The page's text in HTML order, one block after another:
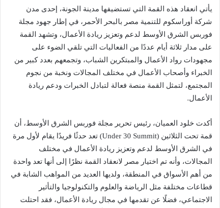
يأتي انعقاد هذه القمة التي تستضيفها مدينة الجونة، إحدى مدن
شركة أوراسكوم للتنمية مصر بالبحر الأحمر، في إطار جهود مجلة
فوربس الشرق الأوسط لدعم وتعزيز ريادة الأعمال، وتشهد القمة
على مدار ثلاثة أيام عددًا من الفعاليات التي تلقي الضوء على
مجهودات رواد الأعمال والمبتكرين الشباب، وتجمعهم بعدد كبير من
الخبراء وأصحاب الأعمال في مختلف المجالات ونخبة من نجوم
المجتمع، لتمثل القمة منصة فعالة لتبادل الخبرات ودعم ريادة
الأعمال.
أكدت خلود العميان، رئيس تحرير مجلة فوربس الشرق الأوسط، أن
قمة تحت الثلاثين (Under 30 Summit) تعد حدثًا فريدًا يقام لأول مرة
في الشرق الأوسط لدعم وتعزيز ريادة الأعمال في مختلف
المجالات، وأنه تم اختيار مصر لانعقاد القمة نظرًا إلى أنها تعد واحدة
من أهم الأسواق في المنطقة، ولديها العديد من المواهب الشابة في
قطاعات مختلفة مثل الرياضة والعلوم والتكنولوجيا والتأثير
الاجتماعي، فضلًا عن تقدمها في مجال ريادة الأعمال، فقد احتلت